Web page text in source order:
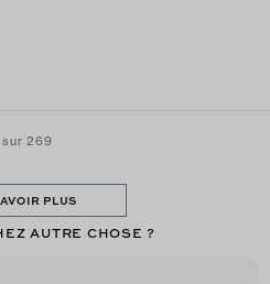
sur 269
PLUS
AUTRE CHOSE ?